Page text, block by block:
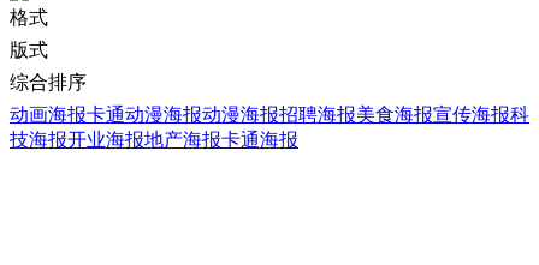
格式
版式
综合排序
动画海报卡通动漫海报动漫海报招聘海报美食海报宣传海报科
技海报开业海报地产海报卡通海报